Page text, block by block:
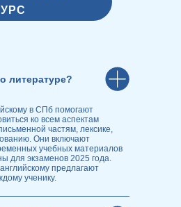
литературе?
в СПб помогают
ко всем аспектам
частям, лексике,
Они включают
учебных материалов
для экзаменов 2025 года.
предлагают
ученику.